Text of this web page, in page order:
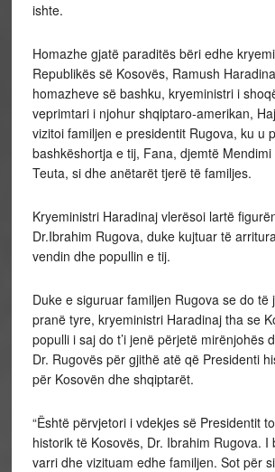
ishte.
Homazhe gjatë paraditës bëri edhe
Republikës së Kosovës, Ramush
homazheve së bashku, kryeministri i
veprimtari i njohur shqiptaro-amerikan,
vizitoi familjen e presidentit Rugova, ku u
bashkëshortja e tij, Fana, djemtë
Teuta, si dhe anëtarët tjerë të familjes.
Kryeministri Haradinaj vlerësoi lartë
Dr.Ibrahim Rugova, duke kujtuar të
vendin dhe popullin e tij.
Duke e siguruar familjen Rugova se do të
pranë tyre, kryeministri Haradinaj tha se
populli i saj do t’i jenë përjetë mirënjohës
Dr. Rugovës për gjithë atë që Presidenti
për Kosovën dhe shqiptarët.
“Është përvjetori i vdekjes së Presidentit
historik të Kosovës, Dr. Ibrahim Rugova. I
varri dhe vizituam edhe familjen. Sot për